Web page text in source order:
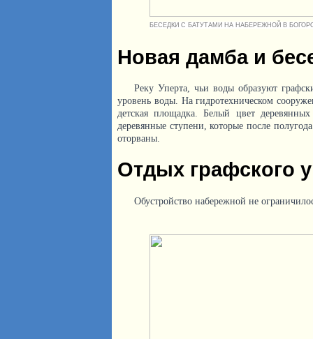
БЕСЕДКИ С БАТУТАМИ НА НАБЕРЕЖНОЙ В
Новая дамба и
Реку Уперта, чьи воды образуют
уровень воды. На гидротехническом
детская площадка. Белый цвет
деревянные ступени, которые после
оторваны.
Отдых графского
Обустройство набережной не